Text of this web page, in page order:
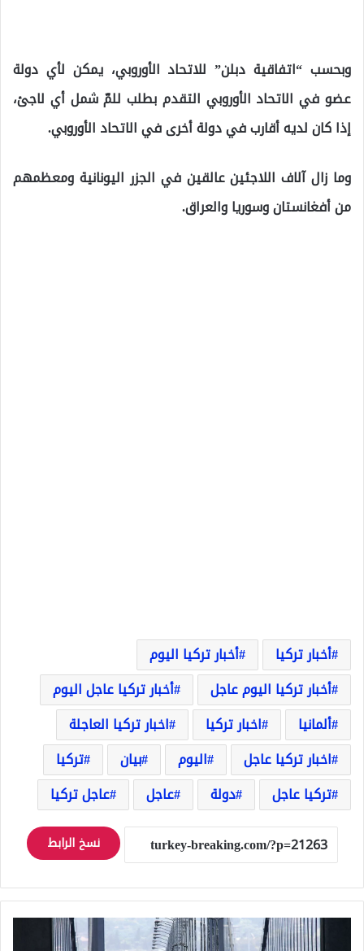
وبحسب “اتفاقية دبلن” للاتحاد الأوروبي، يمكن لأي دولة
عضو في الاتحاد الأوروبي التقدم بطلب للمّ شمل أي لاجئ،
إذا كان لديه أقارب في دولة أخرى في الاتحاد الأوروبي.
وما زال آلاف اللاجئين عالقين في الجزر اليونانية ومعظمهم
من أفغانستان وسوريا والعراق.
أخبار تركيا
أخبار تركيا اليوم
أخبار تركيا اليوم عاجل
أخبار تركيا عاجل اليوم
ألمانيا
اخبار تركيا
اخبار تركيا العاجلة
اخبار تركيا عاجل
اليوم بيان
تركيا
تركيا عاجل
دولة عاجل عاجل تركيا
نسخ الرابط